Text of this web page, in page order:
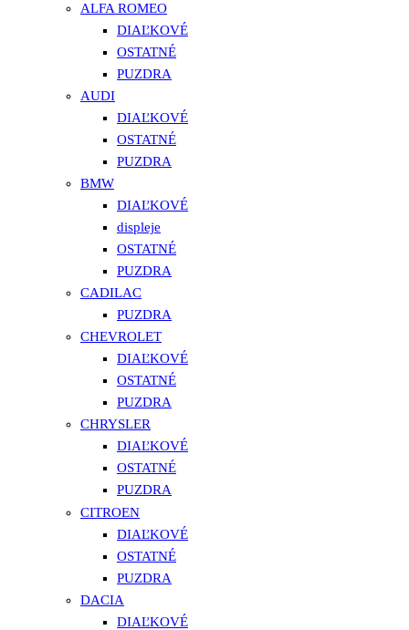
ALFA ROMEO
DIAĽKOVÉ
OSTATNÉ
PUZDRA
AUDI
DIAĽKOVÉ
OSTATNÉ
PUZDRA
BMW
DIAĽKOVÉ
displeje
OSTATNÉ
PUZDRA
CADILAC
PUZDRA
CHEVROLET
DIAĽKOVÉ
OSTATNÉ
PUZDRA
CHRYSLER
DIAĽKOVÉ
OSTATNÉ
PUZDRA
CITROEN
DIAĽKOVÉ
OSTATNÉ
PUZDRA
DACIA
DIAĽKOVÉ